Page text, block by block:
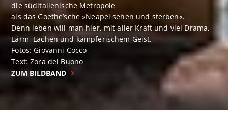
die süditalienische Metropole
als das Goethe’sche »Neapel sehen und sterben«.
Denn leben will man hier, mit aller Kraft und viel Drama,
Lärm, Lachen und kämpferischem Geist.
Fotos: Giovanni Cocco
Text: Zora del Buono
ZUM BILDBAND